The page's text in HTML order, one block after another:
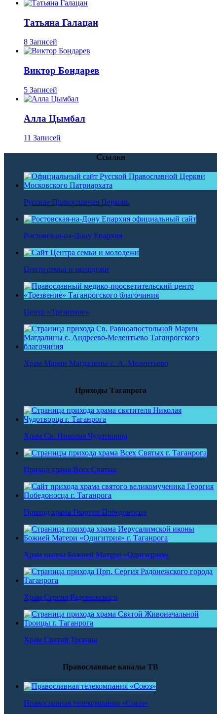
Татьяна Галацан
8 Записей
Виктор Бондарев
5 Записей
Алла Цымбал
11 Записей
Ссылки
Русская Православная Церковь
Ростовская-на-Дону Епархия
Центр семьи и молодежи
Центр «Трезвение»
Храм Марии Магдалины с. А.-Мелентьево
Приходы Таганрога
Храм Св. Николая Чудотворца
Приход храма Всех Святых
Приход храма Георгия Победоносца
Храм иконы Божией Матери «Одигитрия»
Храм Сергия Радонежского
Храм Святой Троицы
Православные каналы ТВ
Православная телекомпания «Союз»